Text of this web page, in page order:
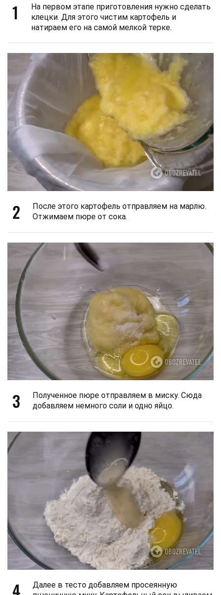
1
На первом этапе приготовления нужно сделать
клецки. Для этого чистим картофель и
натираем его на самой мелкой терке.
2
После этого картофель отправляем на марлю.
Отжимаем пюре от сока.
3
Полученное пюре отправляем в миску. Сюда
добавляем немного соли и одно яйцо.
4
Далее в тесто добавляем просеянную